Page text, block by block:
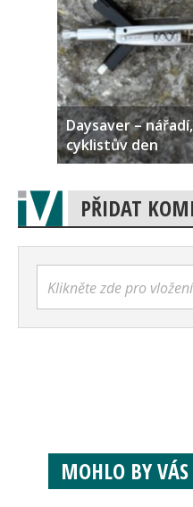
Daysaver –
cyklistův den
PŘIDAT
Klikněte zde pro
MOHLO BY